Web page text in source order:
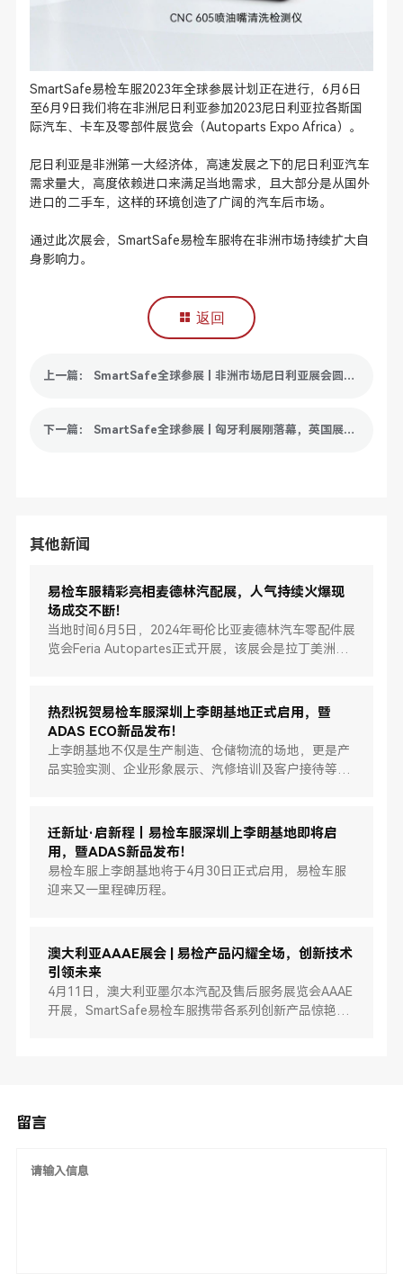
SmartSafe易检车服2023年全球参展计划正在进行，6月6日
至6月9日我们将在非洲尼日利亚参加2023尼日利亚拉各斯国
际汽车、卡车及零部件展览会（Autoparts Expo Africa）。
尼日利亚是非洲第一大经济体，高速发展之下的尼日利亚汽车
需求量大，高度依赖进口来满足当地需求，且大部分是从国外
进口的二手车，这样的环境创造了广阔的汽车后市场。
通过此次展会，SmartSafe易检车服将在非洲市场持续扩大自
身影响力。
返回
上一篇： SmartSafe全球参展 | 非洲市场尼日利亚展会圆满落幕
下一篇： SmartSafe全球参展 | 匈牙利展刚落幕，英国展接踵而至
其他新闻
易检车服精彩亮相麦德林汽配展，人气持续火爆现
场成交不断！
当地时间6月5日，2024年哥伦比亚麦德林汽车零配件展
览会Feria Autopartes正式开展，该展会是拉丁美洲专
新能源检测维保系列等展品精彩亮相Yellow Pavilion
320展位，吸引众多观众到访参观及成交。
热烈祝贺易检车服深圳上李朗基地正式启用，暨
ADAS ECO新品发布！
上李朗基地不仅是生产制造、仓储物流的场地，更是产
品实验实测、企业形象展示、汽修培训及客户接待等多
迁新址·启新程丨易检车服深圳上李朗基地即将启
用，暨ADAS新品发布！
易检车服上李朗基地将于4月30日正式启用，易检车服
迎来又一里程碑历程。
澳大利亚AAAE展会 | 易检产品闪耀全场，创新技术
引领未来
4月11日，澳大利亚墨尔本汽配及售后服务展览会AAAE
开展，SmartSafe易检车服携带各系列创新产品惊艳亮
留言